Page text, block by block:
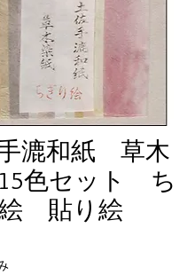
漉和紙 草木
色セット ち
貼り絵